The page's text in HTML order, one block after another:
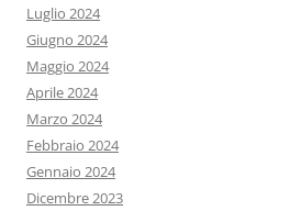
Luglio 2024
Giugno 2024
Maggio 2024
Aprile 2024
Marzo 2024
Febbraio 2024
Gennaio 2024
Dicembre 2023